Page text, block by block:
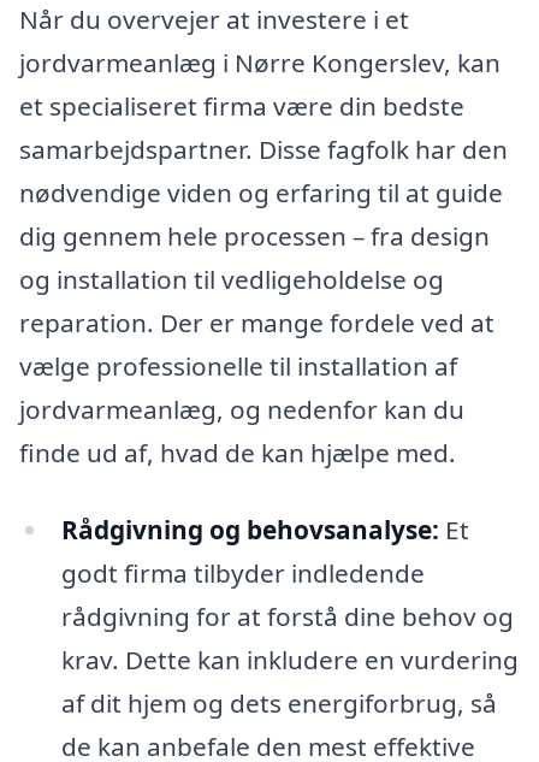
Når du overvejer at investere i et
jordvarmeanlæg i Nørre Kongerslev, kan
et specialiseret firma være din bedste
samarbejdspartner. Disse fagfolk har den
nødvendige viden og erfaring til at guide
dig gennem hele processen – fra design
og installation til vedligeholdelse og
reparation. Der er mange fordele ved at
vælge professionelle til installation af
jordvarmeanlæg, og nedenfor kan du
finde ud af, hvad de kan hjælpe med.
Rådgivning og behovsanalyse: Et
godt firma tilbyder indledende
rådgivning for at forstå dine behov og
krav. Dette kan inkludere en vurdering
af dit hjem og dets energiforbrug, så
de kan anbefale den mest effektive